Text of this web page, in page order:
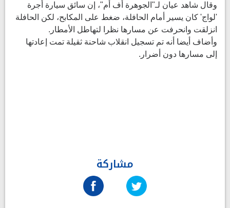
وقال شاهد عيان لـ"الجوهرة أف أم"، إن سائق سيارة أجرة
'لواج' كان يسير أمام الحافلة، ضغط على المكابح، لكن الحافلة
انزلقت وانحرفت عن مسارها نظرا لتهاطل الأمطار.
وأضاف أيضا أنه تم تسجيل انقلاب شاحنة ثقيلة تمت إعادتها
إلى مسارها دون أضرار.
مشاركة